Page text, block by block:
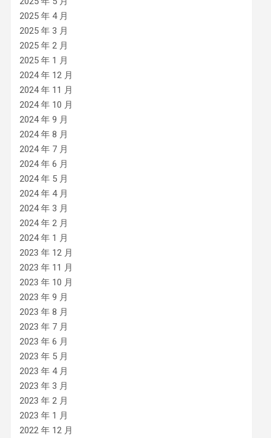
2025 年 4 月
2025 年 3 月
2025 年 2 月
2025 年 1 月
2024 年 12 月
2024 年 11 月
2024 年 10 月
2024 年 9 月
2024 年 8 月
2024 年 7 月
2024 年 6 月
2024 年 5 月
2024 年 4 月
2024 年 3 月
2024 年 2 月
2024 年 1 月
2023 年 12 月
2023 年 11 月
2023 年 10 月
2023 年 9 月
2023 年 8 月
2023 年 7 月
2023 年 6 月
2023 年 5 月
2023 年 4 月
2023 年 3 月
2023 年 2 月
2023 年 1 月
2022 年 12 月